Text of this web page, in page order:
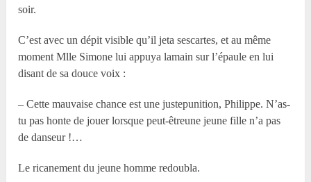
soir.
C’est avec un dépit visible qu’il jeta sescartes, et au même
moment Mlle Simone lui appuya lamain sur l’épaule en lui
disant de sa douce voix :
– Cette mauvaise chance est une justepunition, Philippe. N’as-
tu pas honte de jouer lorsque peut-êtreune jeune fille n’a pas
de danseur !…
Le ricanement du jeune homme redoubla.